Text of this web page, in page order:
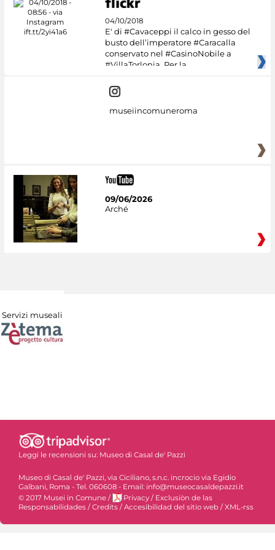
04/10/2018
E' di #Cavaceppi il calco in gesso del
busto dell’imperatore #Caracalla
conservato nel #CasinoNobile a
#VillaTorlonia. Per la
museiincomuneroma
09/06/2026
Arché
Servizi museali
Leggi le recensioni su: Museo di Casal de' Pazzi
Museo di Casal de' Pazzi, via Ciciliano, s.n.c. incrocio via Egidio
Galbani, Roma - Tel. 060608 - Email: info@museocasaldepazzi.it
© 2017 Musei in Comune / Privacy / Exclusiòn de las
Responsabilidades / Credits / Accesibilidad del sitio web / XML-rss